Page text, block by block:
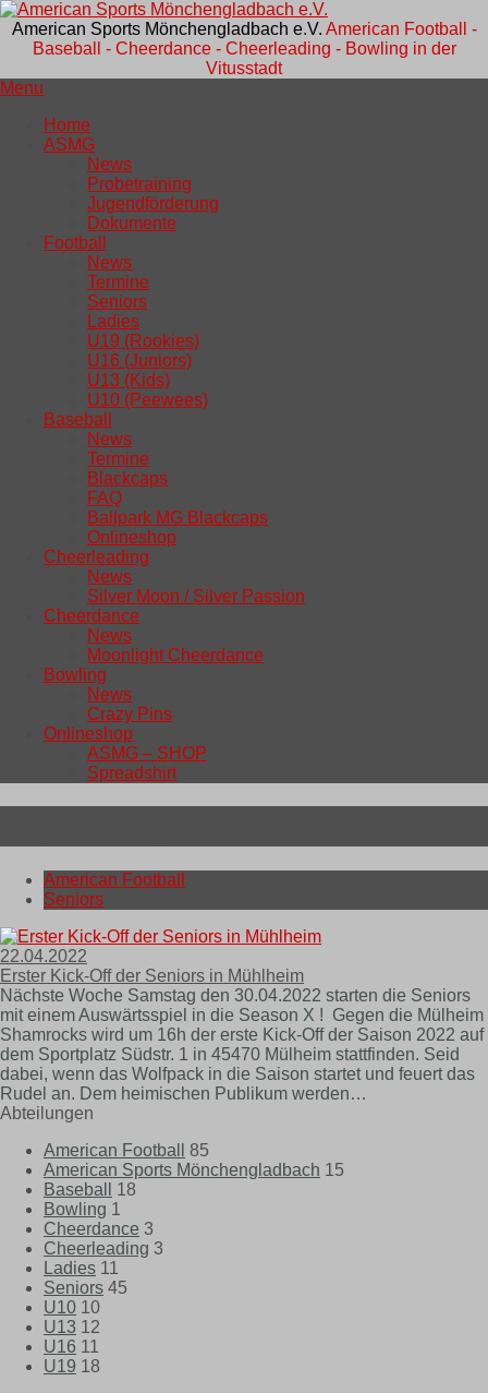
American Sports Mönchengladbach e.V. American Football -
Baseball - Cheerdance - Cheerleading - Bowling in der
Vitusstadt
Menu
Home
ASMG
News
Probetraining
Jugendförderung
Dokumente
Football
News
Termine
Seniors
Ladies
U19 (Rookies)
U16 (Juniors)
U13 (Kids)
U10 (Peewees)
Baseball
News
Termine
Blackcaps
FAQ
Ballpark MG Blackcaps
Onlineshop
Cheerleading
News
Silver Moon / Silver Passion
Cheerdance
News
Moonlight Cheerdance
Bowling
News
Crazy Pins
Onlineshop
ASMG – SHOP
Spreadshirt
American Football
Seniors
22.04.2022
Erster Kick-Off der Seniors in Mühlheim
Nächste Woche Samstag den 30.04.2022 starten die Seniors
mit einem Auswärtsspiel in die Season X ! Gegen die Mülheim
Shamrocks wird um 16h der erste Kick-Off der Saison 2022 auf
dem Sportplatz Südstr. 1 in 45470 Mülheim stattfinden. Seid
dabei, wenn das Wolfpack in die Saison startet und feuert das
Rudel an. Dem heimischen Publikum werden…
Abteilungen
American Football
85
American Sports Mönchengladbach 15
Baseball
18
Bowling 1
Cheerdance 3
Cheerleading 3
Ladies 11
Seniors 45
U10 10
U13 12
U16 11
U19 18